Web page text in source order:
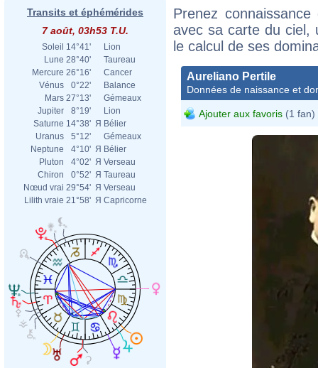
Transits et éphémérides
7 août, 03h53 T.U.
Soleil 14°41'
Lion
Lune 28°40'
Taureau
Mercure 26°16'
Cancer
Vénus
0°22'
Balance
Mars 27°13'
Gémeaux
Jupiter
8°19'
Lion
Saturne 14°38' Я Bélier
Uranus
5°12'
Gémeaux
Neptune
4°10' Я Bélier
Pluton
4°02' Я Verseau
Chiron
0°52' Я Taureau
Nœud vrai 29°54' Я Verseau
Lilith vraie 21°58' Я Capricorne
Prenez
avec sa carte du ciel,
le calcul de ses
Aureliano Pertile
Données de naissance et
Ajouter aux favoris (1 fan)